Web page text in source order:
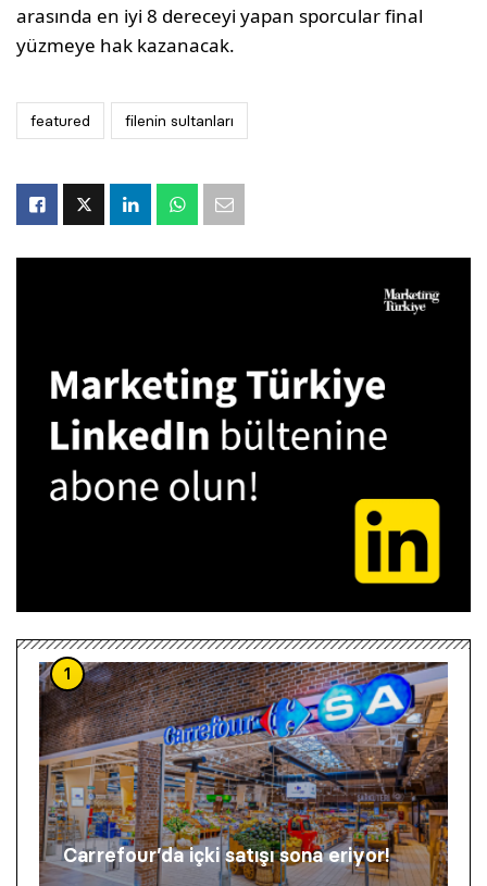
arasında en iyi 8 dereceyi yapan sporcular final
yüzmeye hak kazanacak.
featured filenin sultanları
1
Carrefour’da içki satışı sona eriyor!